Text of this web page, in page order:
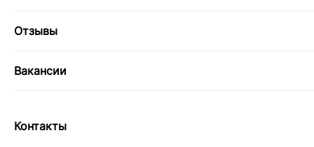
Отзывы
Вакансии
Контакты